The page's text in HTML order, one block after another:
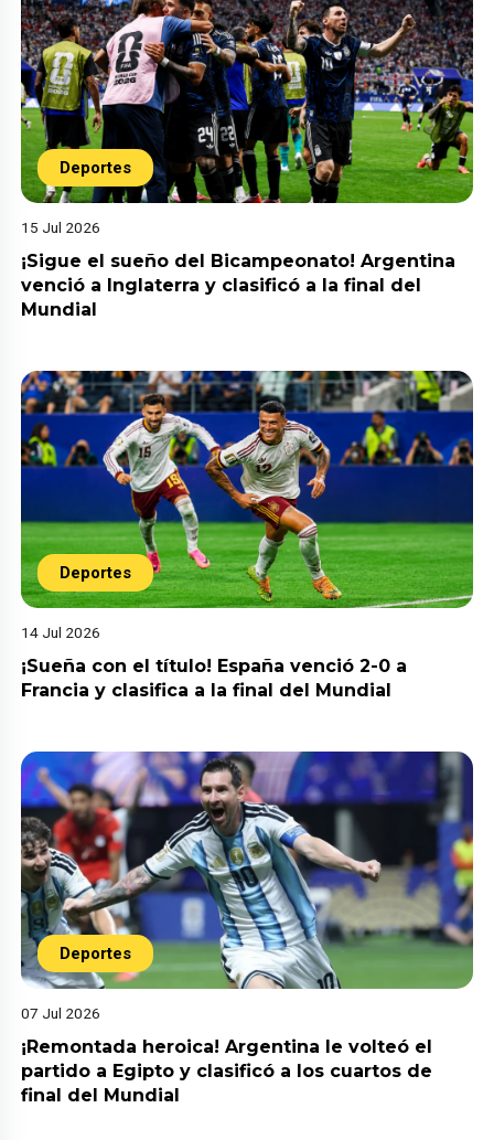
Deportes
15 Jul 2026
¡Sigue el sueño del Bicampeonato! Argentina
venció a Inglaterra y clasificó a la final del
Mundial
Deportes
14 Jul 2026
¡Sueña con el título! España venció 2-0 a
Francia y clasifica a la final del Mundial
Deportes
07 Jul 2026
¡Remontada heroica! Argentina le volteó el
partido a Egipto y clasificó a los cuartos de
final del Mundial